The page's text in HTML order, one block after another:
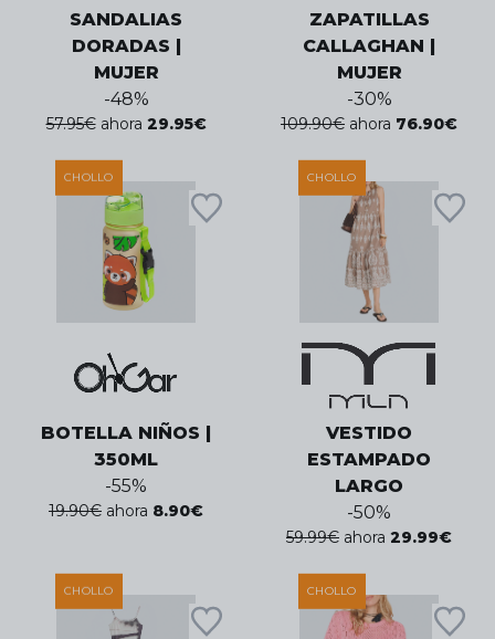
SANDALIAS
DORADAS |
MUJER
-48%
57.95€ ahora 29.95€
ZAPATILLAS
CALLAGHAN |
MUJER
-30%
109.90€ ahora 76.90€
CHOLLO
BOTELLA NIÑOS |
350ML
-55%
19.90€ ahora 8.90€
CHOLLO
VESTIDO
ESTAMPADO
LARGO
-50%
59.99€ ahora 29.99€
CHOLLO CHOLLO